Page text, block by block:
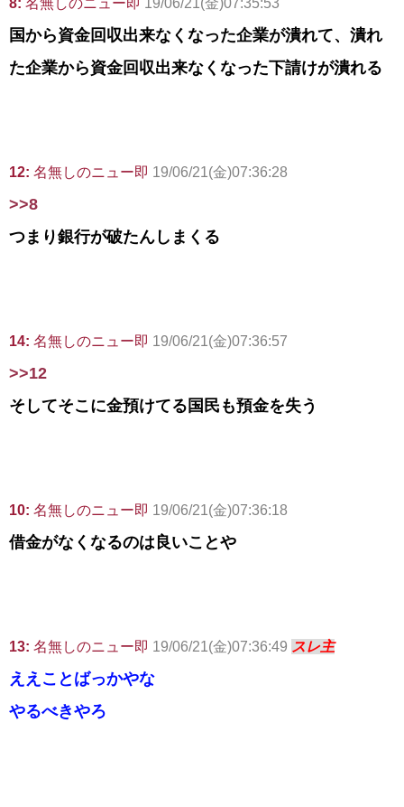
8: 名無しのニュー即 19/06/21(金)07:35:53
国から資金回収出来なくなった企業が潰れて、潰れ
た企業から資金回収出来なくなった下請けが潰れる
12: 名無しのニュー即 19/06/21(金)07:36:28
>>8
つまり銀行が破たんしまくる
14: 名無しのニュー即 19/06/21(金)07:36:57
>>12
そしてそこに金預けてる国民も預金を失う
10: 名無しのニュー即 19/06/21(金)07:36:18
借金がなくなるのは良いことや
13: 名無しのニュー即 19/06/21(金)07:36:49 スレ主
ええことばっかやな
やるべきやろ